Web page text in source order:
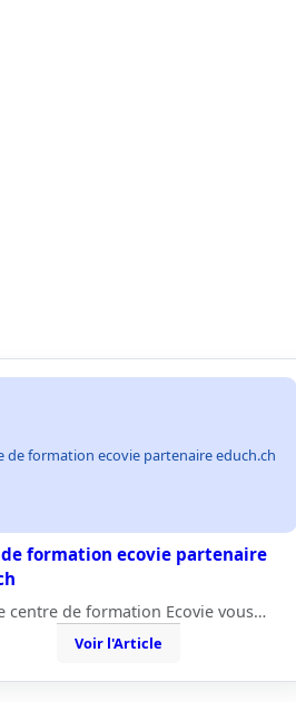
de formation ecovie partenaire educh.ch
formation ecovie partenaire
centre de formation Ecovie vous…
Voir l'Article